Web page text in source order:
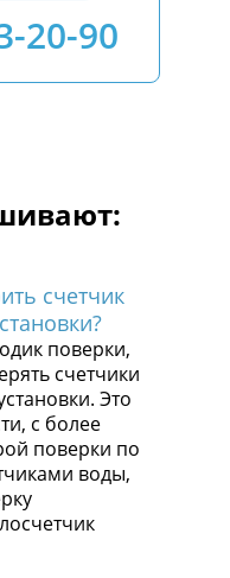
20-90
счетчик
поверки,
счетчики
Это
с более
поверки по
воды,